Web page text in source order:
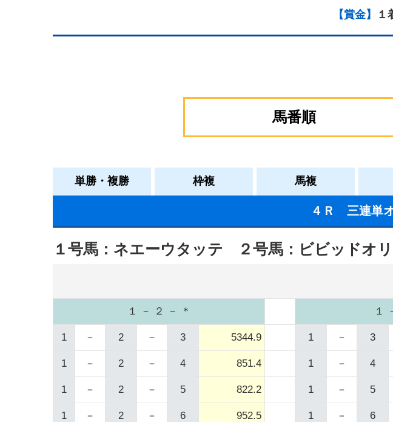
【賞金】
１
馬番順
単勝・複勝 枠複 馬複
４Ｒ 三連単
１号馬：ネエーウタッテ ２号馬：ビビッドオ
１ － ２ － ＊ １
1 － 2 － 3 5344.9 1 － 3
1 － 2 － 4 851.4 1 － 4
1 － 2 － 5 822.2 1 － 5
1 － 2 － 6 952.5 1 － 6